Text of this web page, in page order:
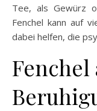
Tee, als Gewürz
Fenchel kann auf
dabei helfen, die